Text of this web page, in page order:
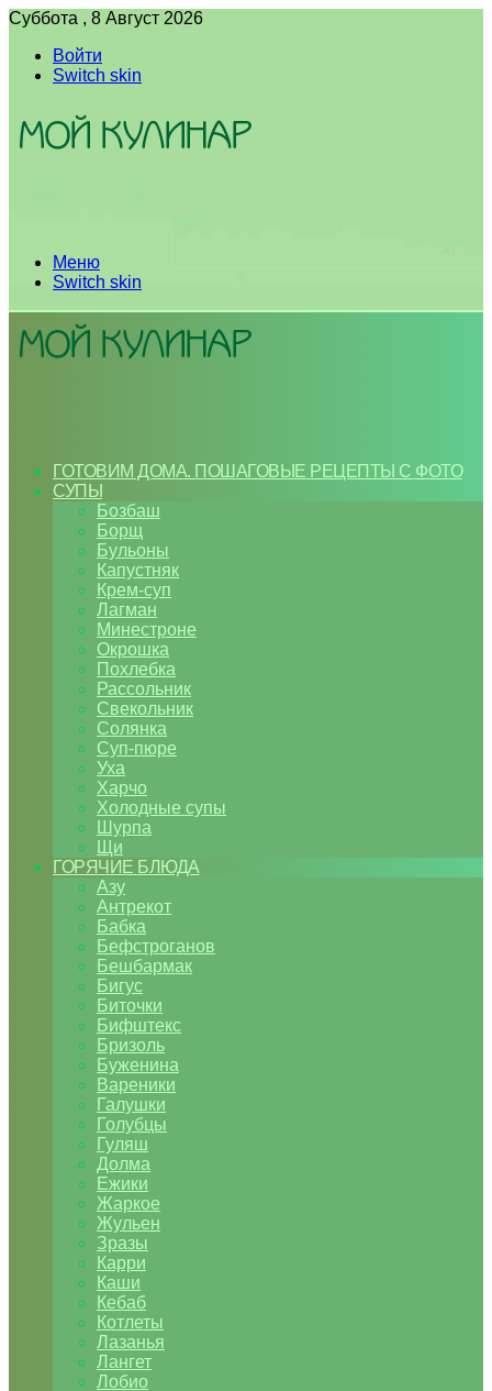
Суббота , 8 Август 2026
Войти
Switch skin
Меню
Switch skin
ГОТОВИМ ДОМА. ПОШАГОВЫЕ РЕЦЕПТЫ С ФОТО
СУПЫ
Бозбаш
Борщ
Бульоны
Капустняк
Крем-суп
Лагман
Минестроне
Окрошка
Похлебка
Рассольник
Свекольник
Солянка
Суп-пюре
Уха
Харчо
Холодные супы
Шурпа
Щи
ГОРЯЧИЕ БЛЮДА
Азу
Антрекот
Бабка
Бефстроганов
Бешбармак
Бигус
Биточки
Бифштекс
Бризоль
Буженина
Вареники
Галушки
Голубцы
Гуляш
Долма
Ежики
Жаркое
Жульен
Зразы
Карри
Каши
Кебаб
Котлеты
Лазанья
Лангет
Лобио